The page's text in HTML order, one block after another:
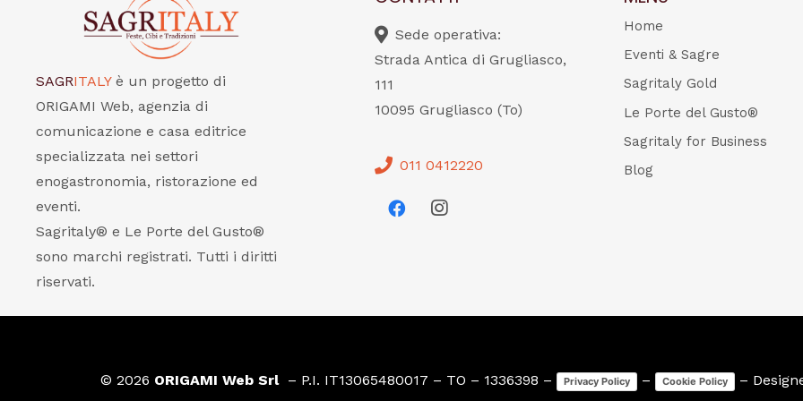
SAGRITALY è un progetto di
ORIGAMI Web, agenzia di
comunicazione e casa editrice
specializzata nei settori
enogastronomia, ristorazione ed
eventi.
Sagritaly® e Le Porte del Gusto®
sono marchi registrati. Tutti i diritti
riservati.
Sede operativa:
Strada Antica di Grugliasco,
111
10095 Grugliasco (To)
011 0412220
Home
Eventi & Sagre
Sagritaly Gold
Le Porte del Gusto®
Sagritaly for Business
Blog
© 2026 ORIGAMI Web Srl– P.I. IT13065480017 – TO – 1336398 – Privacy Policy – Cookie Policy –